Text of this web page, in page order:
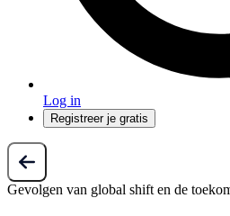
Log in
Registreer je gratis
Gevolgen van global shift en de